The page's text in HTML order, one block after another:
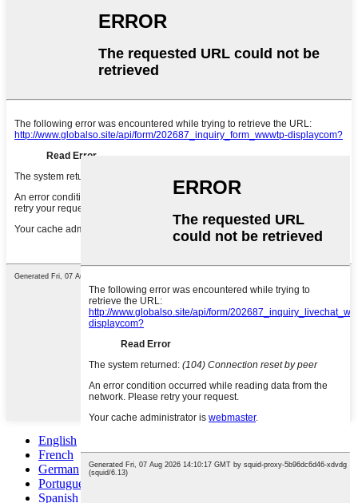
English
French
German
Portuguese
Spanish